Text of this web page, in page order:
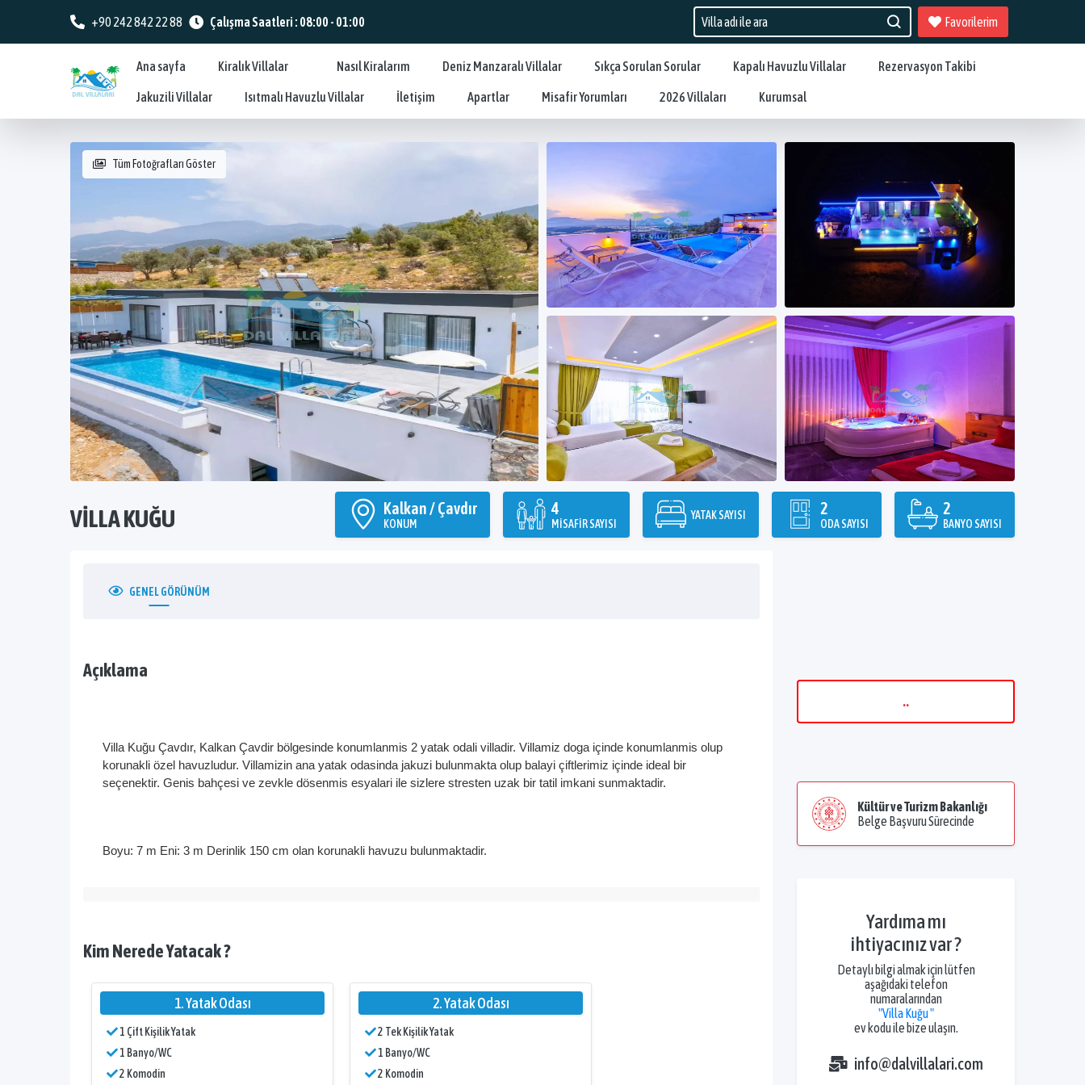
+90 242 842 22 88 Çalışma Saatleri : 08:00 - 01:00 Favorilerim
Ana sayfa Kiralık Villalar Nasıl Kiralarım Deniz Manzaralı Villalar Sıkça Sorulan Sorular Kapalı Havuzlu Villalar Rezervasyon Takibi
Jakuzili Villalar Isıtmalı Havuzlu Villalar İletişim Apartlar Misafir Yorumları 2026 Villaları Kurumsal
Tüm Fotoğrafları Göster
VILLA KUĞU Kalkan / Çavdır
KONUM
4
MISAFIR SAYISI
YATAK SAYISI 2
ODA SAYISI
2
BANYO SAYISI
GENELGÖRÜNÜM
Açıklama
Villa Kuğu Çavdır, Kalkan Çavdir bölgesinde konumlanmis 2 yatak odali villadir. Villamiz doga içinde konumlanmis olup
korunakli özel havuzludur. Villamizin ana yatak odasinda jakuzi bulunmakta olup balayi çiftlerimiz içinde ideal bir
seçenektir. Genis bahçesi ve zevkle dösenmis esyalari ile sizlere stresten uzak bir tatil imkani sunmaktadir.
Boyu: 7 m Eni: 3 m Derinlik 150 cm olan korunakli havuzu bulunmaktadir.
Mutfak
Modern açik mutfak içerisinde buzdolabi, bulasik makinasi, firin, ocak, mikrodalga firin, tost makinasi, yemek masasi,
yemek takimlari, çatal ve biçak takimlari, tencere ve tava takimlari, bardaklar bulunmaktadir.
Yatak Odalari
Yatak Odasi: 1 adet çift kisilik yatak, klima, komodin, elbise dolabi, makyaj masasi, jakuzi, banyo ve tuvalet
Kim Nerede Yatacak ?
1. Yatak Odası
1 Çift Kişilik Yatak
1 Banyo/WC
2 Komodin
2. Yatak Odası
2 Tek Kişilik Yatak
1 Banyo/WC
2 Komodin
..
Kültür ve Turizm Bakanlığı
Belge Başvuru Sürecinde
Yardıma mı
ihtiyacınız var ?
Detaylı bilgi almak için lütfen
aşağıdaki telefon
numaralarından
"Villa Kuğu "
ev kodu ile bize ulaşın.
info@dalvillalari.com